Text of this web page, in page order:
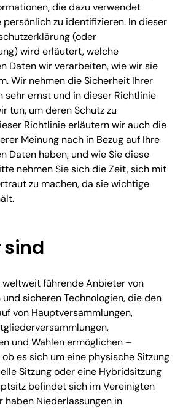
die dazu verwendet
persönlich zu identifizieren. In dieser
(oder
wird erläutert, welche
Daten wir verarbeiten, wie wir sie
Wir nehmen die Sicherheit Ihrer
sehr ernst und in dieser Richtlinie
tun, um deren Schutz zu
Richtlinie erläutern wir auch die
Meinung nach in Bezug auf Ihre
Daten haben, und wie Sie diese
nehmen Sie sich die Zeit, sich mit
zu machen, da sie wichtige
sind
führende Anbieter von
sicheren Technologien, die den
von Hauptversammlungen,
und Wahlen ermöglichen –
es sich um eine physische Sitzung
Sitzung oder eine Hybridsitzung
befindet sich im Vereinigten
haben Niederlassungen in